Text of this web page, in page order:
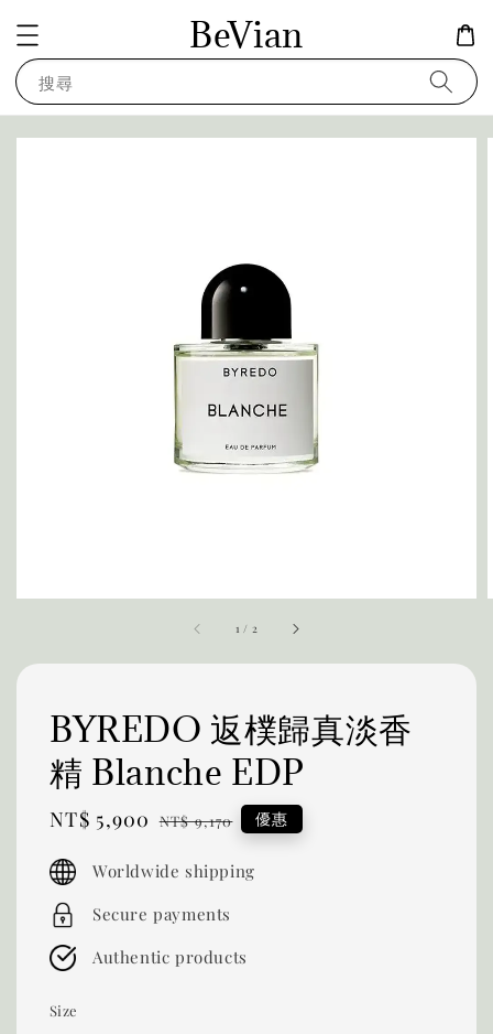
BeVian
搜尋
1 / 2
BYREDO 返樸歸真淡香
精 Blanche EDP
Sale
NT$ 5,900 Regular
NT$ 9,170 優惠
Worldwide shipping
Secure payments
Authentic products
Size